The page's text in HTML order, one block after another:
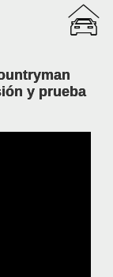
y prueba